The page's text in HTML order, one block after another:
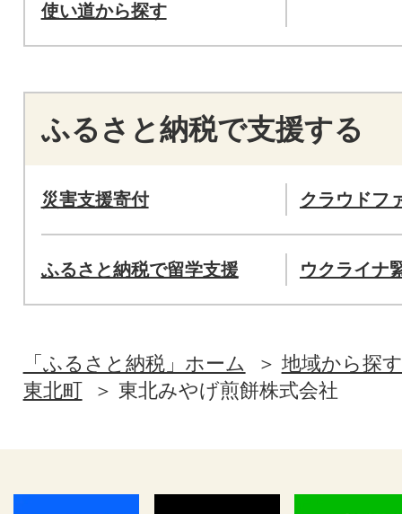
使い道から探す
ふるさと納税で支援する
災害支援寄付 クラウドフ
ふるさと納税で留学支援 ウクライナ
「ふるさと納税」ホーム
地域から探す
東北町
東北みやげ煎餅株式会社